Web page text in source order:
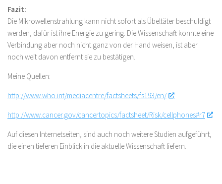
Fazit:
Die Mikrowellenstrahlung kann nicht sofort als Übeltäter beschuldigt
werden, dafür ist ihre Energie zu gering. Die Wissenschaft konnte eine
Verbindung aber noch nicht ganz von der Hand weisen, ist aber
noch weit davon entfernt sie zu bestätigen.
Meine Quellen:
http://www.who.int/mediacentre/factsheets/fs193/en/
http://www.cancer.gov/cancertopics/factsheet/Risk/cellphones#r7
Auf diesen Internetseiten, sind auch noch weitere Studien aufgeführt,
die einen tieferen Einblick in die aktuelle Wissenschaft liefern.